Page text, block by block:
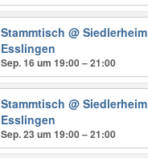
Stammtisch @ Siedlerheim
Esslingen
Sep. 16 um 19:00 – 21:00
Stammtisch @ Siedlerheim
Esslingen
Sep. 23 um 19:00 – 21:00